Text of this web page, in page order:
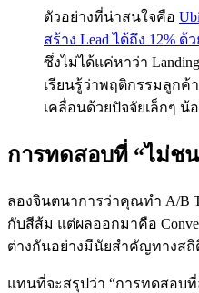
ตัวอย่างที่น่าสนใจคือ
สร้าง Lead ได้ถึง 12% ด้
ซึ่งไม่ได้แค่หาว่า
เรียนรู้ว่าพฤติกรรมลูกค้
เคลื่อนด้วยปัจจัยเล็กๆ น้
การทดสอบที่ “ไม่ช
ลองจินตนาการว่าคุณทำ A/B
กับสีส้ม แต่ผลออกมาคือ
ต่างกันอย่างมีนัยสำคัญทางสถิ
แทนที่จะสรุปว่า “การทดสอบ